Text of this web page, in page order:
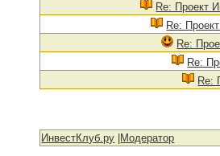
Re: Проект
Re:
Re:
Re:
Re:
ИнвестКлуб.ру Модератор